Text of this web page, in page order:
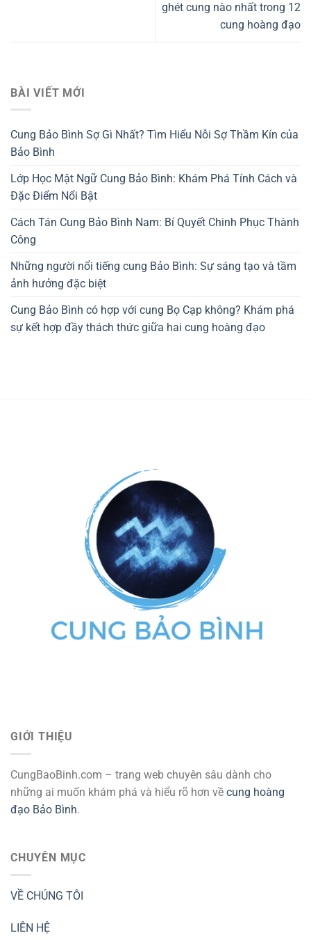
ghét cung nào nhất trong 12
cung hoàng đạo
BÀI VIẾT MỚI
Cung Bảo Bình Sợ Gì Nhất? Tìm Hiểu Nỗi Sợ Thầm Kín của
Bảo Bình
Lớp Học Mật Ngữ Cung Bảo Bình: Khám Phá Tính Cách và
Đặc Điểm Nổi Bật
Cách Tán Cung Bảo Bình Nam: Bí Quyết Chinh Phục Thành
Công
Những người nổi tiếng cung Bảo Bình: Sự sáng tạo và tầm
ảnh hưởng đặc biệt
Cung Bảo Bình có hợp với cung Bọ Cạp không? Khám phá
sự kết hợp đầy thách thức giữa hai cung hoàng đạo
GIỚI THIỆU
CungBaoBinh.com – trang web chuyên sâu dành cho
những ai muốn khám phá và hiểu rõ hơn về cung hoàng
đạo Bảo Bình.
CHUYÊN MỤC
VỀ CHÚNG TÔI
LIÊN HỆ